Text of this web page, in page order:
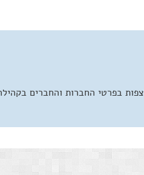
בפרטי החברות והחברים